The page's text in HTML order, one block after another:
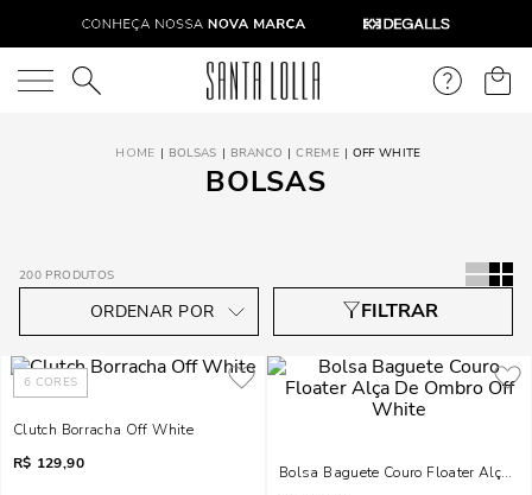
O que você está procurando?
BOLSAS BRANCO CREME OFF WHITE
BOLSAS
200 PRODUTOS
6 CORES
Clutch Borracha Off White
R$ 129,90
Bolsa Baguete Couro Floater Alça